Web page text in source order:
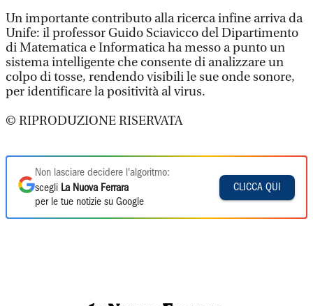
Un importante contributo alla ricerca infine arriva da
Unife: il professor Guido Sciavicco del Dipartimento
di Matematica e Informatica ha messo a punto un
sistema intelligente che consente di analizzare un
colpo di tosse, rendendo visibili le sue onde sonore,
per identificare la positività al virus.
© RIPRODUZIONE RISERVATA
Non lasciare decidere l'algoritmo:
scegli La Nuova Ferrara
per le tue notizie su Google
CLICCA QUI